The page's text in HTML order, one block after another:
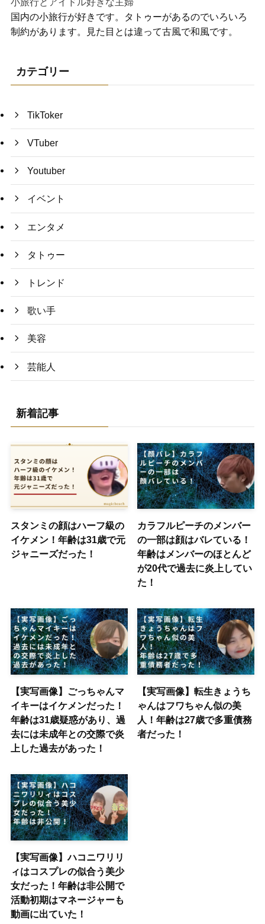
国内の小旅行が好きです。タトゥーがあるのでいろいろ
制約があります。見た目とは違って古風で和風です。
カテゴリー
TikToker
VTuber
Youtuber
イベント
エンタメ
タトゥー
トレンド
歌い手
美容
芸能人
新着記事
スタンミの顔はハーフ級の
イケメン！年齢は31歳で元
ジャニーズだった！
カラフルピーチのメンバー
の一部は顔はバレている！
年齢はメンバーのほとんど
が20代で過去に炎上してい
た！
【実写画像】ごっちゃんマ
イキーはイケメンだった！
年齢は31歳疑惑があり、過
去には未成年との交際で炎
上した過去があった！
【実写画像】転生きょうち
ゃんはフワちゃん似の美
人！年齢は27歳で多重債務
者だった！
【実写画像】ハコニワリリ
ィはコスプレの似合う美少
女だった！年齢は非公開で
活動初期はマネージャーも
動画に出ていた！